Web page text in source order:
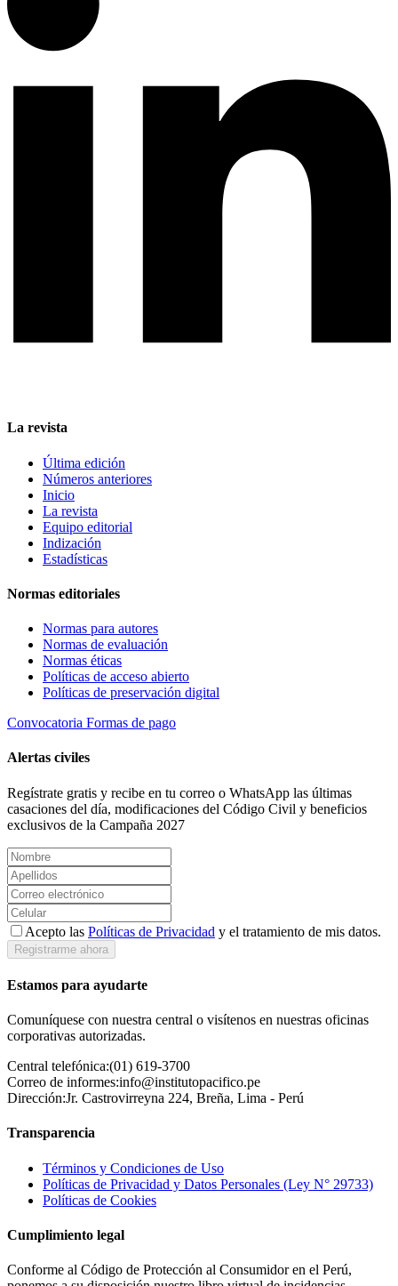
La revista
Última edición
Números anteriores
Inicio
La revista
Equipo editorial
Indización
Estadísticas
Normas editoriales
Normas para autores
Normas de evaluación
Normas éticas
Políticas de acceso abierto
Políticas de preservación digital
Convocatoria Formas de pago
Alertas civiles
Regístrate gratis y recibe en tu correo o WhatsApp las últimas
casaciones del día, modificaciones del Código Civil y beneficios
exclusivos de la Campaña 2027
Acepto las Políticas de Privacidad y el tratamiento de mis datos.
Registrarme ahora
Estamos para ayudarte
Comuníquese con nuestra central o visítenos en nuestras oficinas
corporativas autorizadas.
Central telefónica:(01) 619-3700
Correo de informes:info@institutopacifico.pe
Dirección:Jr. Castrovirreyna 224, Breña, Lima - Perú
Transparencia
Términos y Condiciones de Uso
Políticas de Privacidad y Datos Personales (Ley N° 29733)
Políticas de Cookies
Cumplimiento legal
Conforme al Código de Protección al Consumidor en el Perú,